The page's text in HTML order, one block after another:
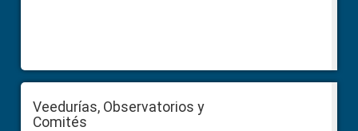
Veedurías, Observatorios y
Comités